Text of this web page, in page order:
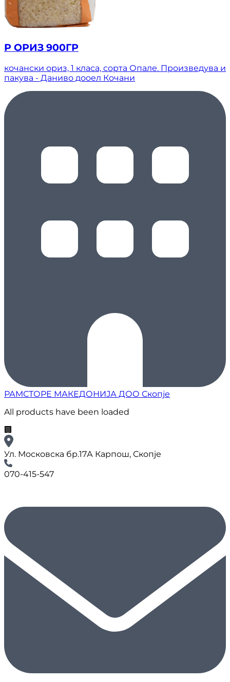
Р ОРИЗ 900ГР
кочански ориз, 1 класа, сорта Опале. Произведува и
пакува - Даниво дооел Кочани
РАМСТОРЕ МАКЕДОНИЈА ДОО Скопје
All products have been loaded
🏢
Ул. Московска бр.17А Карпош, Скопје
070-415-547